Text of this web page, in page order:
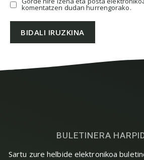
komentatzen dudan hurrengorako.
BULETINERA
Sartu zure helbide elektronikoa